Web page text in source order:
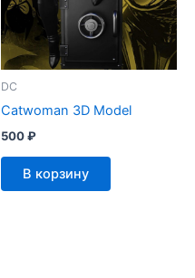
DC
Catwoman 3D Model
500₽
В корзину